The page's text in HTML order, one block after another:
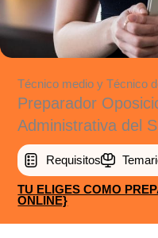
Técnico medio y Técnico
Preparador
Administrativa del
Requisitos
TU ELIGES COMO
ONLINE}